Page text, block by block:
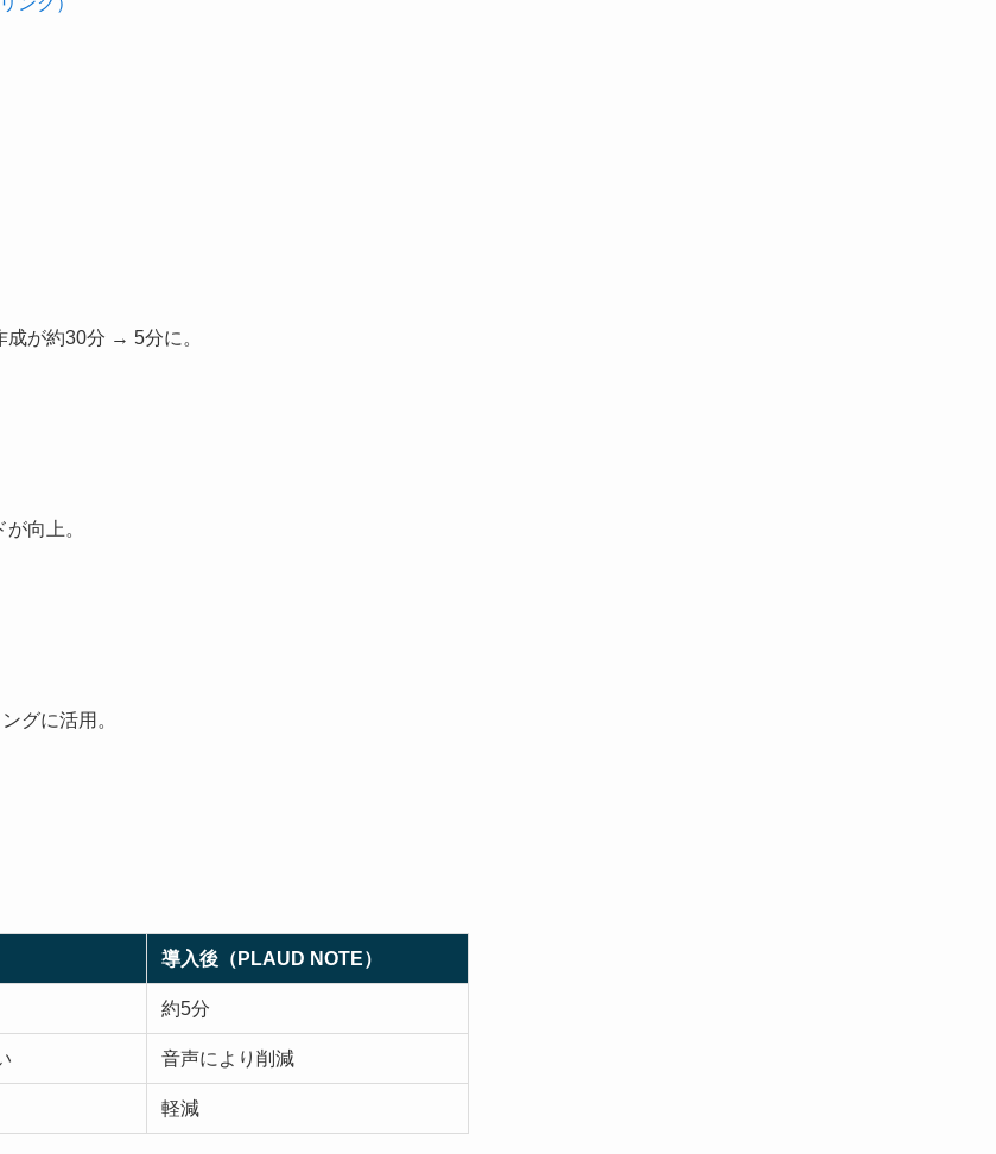
が約30分 → 5分に。
向上。
グに活用。
導入後（PLAUD NOTE）
約5分
音声により削減
軽減